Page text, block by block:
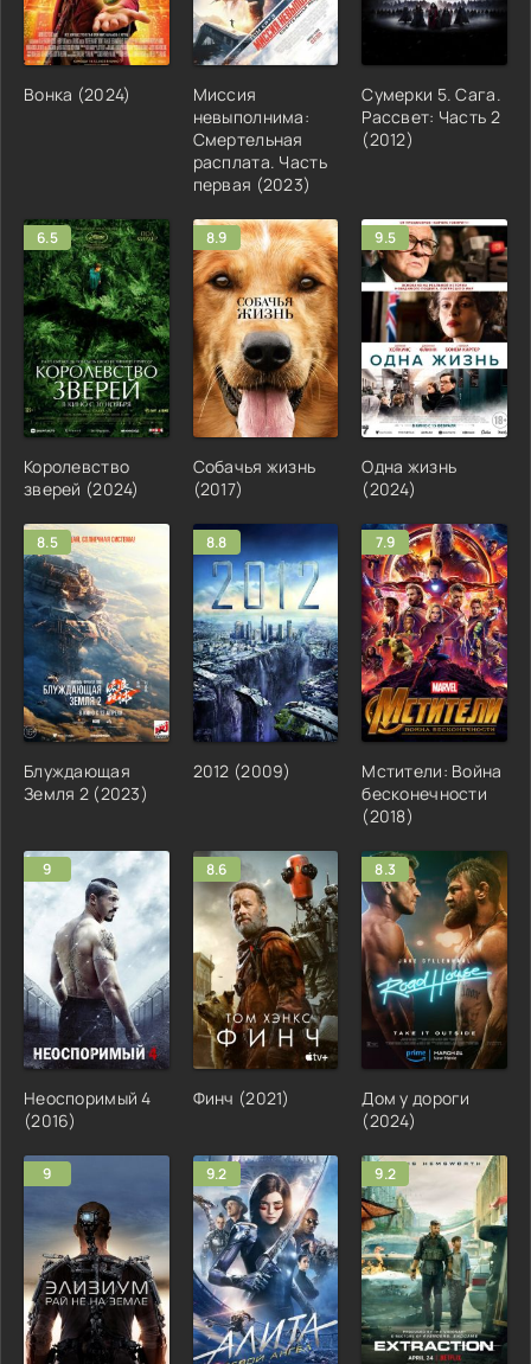
Вонка (2024)
Миссия
невыполнима:
Смертельная
расплата. Часть
первая (2023)
Сумерки 5. Сага.
Рассвет: Часть 2
(2012)
6.5
Королевство
зверей (2024)
8.9
Собачья жизнь
(2017)
9.5
Одна жизнь
(2024)
8.5
Блуждающая
Земля 2 (2023)
8.8
2012 (2009)
7.9
Мстители: Война
бесконечности
(2018)
9
Неоспоримый 4
(2016)
8.6
Финч (2021)
8.3
Дом у дороги
(2024)
9 9.2 9.2